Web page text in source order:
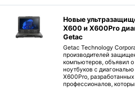
Новые
X600 и X600Pro
Getac
Getac Technology
производителей
компьютеров, объявил
ноутбуков с
X600Pro,
профессионалов,